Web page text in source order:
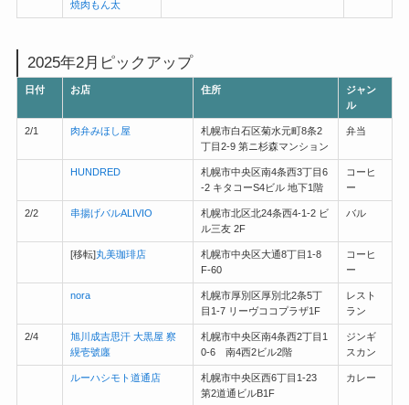
焼肉もん太
2025年2月ピックアップ
日付 お店 住所
ジャン
ル
2/1 肉弁みほし屋
札幌市白石区菊水元町8条2
丁目2-9 第ニ杉森マンション
弁当
HUNDRED
札幌市中央区南4条西3丁目6
-2 キタコーS4ビル 地下1階
コーヒ
ー
2/2 串揚げバルALIVIO
札幌市北区北24条西4-1-2 ビ
ル三友 2F
バル
[移転]丸美珈琲店
札幌市中央区大通8丁目1-8
F-60
コーヒ
ー
nora
札幌市厚別区厚別北2条5丁
目1-7 リーヴココプラザ1F
レスト
ラン
2/4
旭川成吉思汗 大黒屋 察
縨壱號廛
札幌市中央区南4条西2丁目1
0-6 南4西2ビル2階
ジンギ
スカン
ルーハシモト道通店
札幌市中央区西6丁目1-23
第2道通ビルB1F
カレー